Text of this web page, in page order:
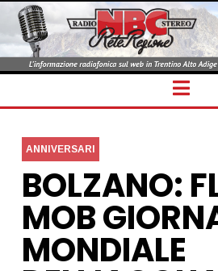
ANNIVERSARI
BOLZANO:
MOB
MONDIALE